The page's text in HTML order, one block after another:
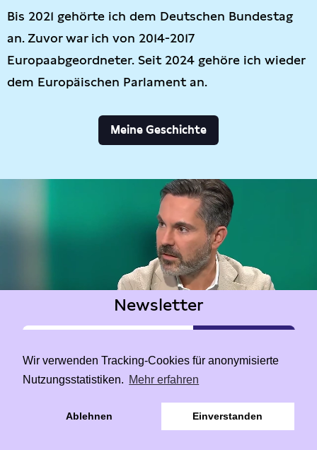
Wir verwenden Tracking-Cookies für anonymisierte
Nutzungsstatistiken. Mehr erfahren
Ablehnen Einverstanden
Bis 2021 gehörte ich dem Deutschen Bundestag
an. Zuvor war ich von 2014-2017
Europaabgeordneter. Seit 2024 gehöre ich wieder
dem Europäischen Parlament an.
Meine Geschichte
Newsletter